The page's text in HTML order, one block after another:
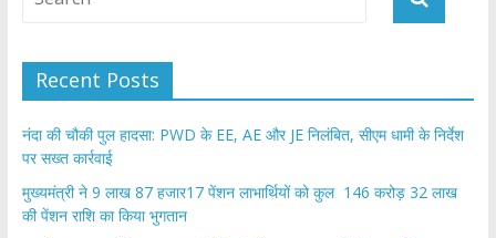
Recent Posts
नंदा की चौकी पुल हादसा: PWD के EE, AE और JE निलंबित, सीएम धामी के निर्देश
पर सख्त कार्रवाई
मुख्यमंत्री ने 9 लाख 87 हजार17 पेंशन लाभार्थियों को कुल 146 करोड़ 32 लाख
की पेंशन राशि का किया भुगतान